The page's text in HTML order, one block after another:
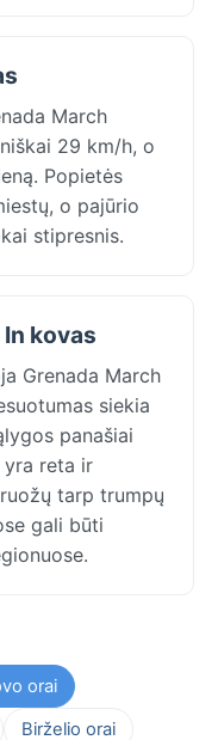
March
29 km/h, o
Popietės
o pajūrio
stipresnis.
kovas
Grenada March
siekia
panašiai
yra reta ir
tarp trumpų
gali būti
orai
Birželio orai